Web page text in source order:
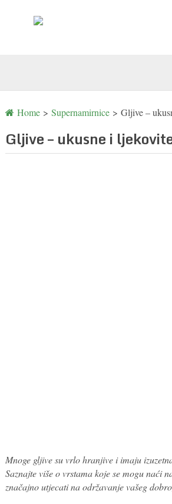
Home> Supernamirnice> Gljive –
Gljive – ukusne i
Mnoge gljive su vrlo hranjive i imaju
Saznajte više o vrstama koje se mogu naći
značajno utjecati na održavanje vašeg